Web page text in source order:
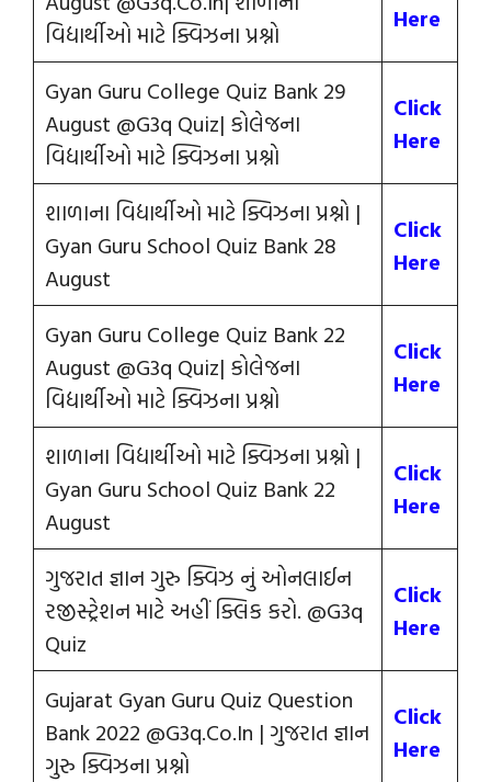
વિદ્યાર્થીઓ માટે ક્વિઝના પ્રશ્નો
Here
Gyan Guru College Quiz Bank 29
August @G3q Quiz| કોલેજના
વિદ્યાર્થીઓ માટે ક્વિઝના પ્રશ્નો
Click
Here
શાળાના વિદ્યાર્થીઓ માટે ક્વિઝના પ્રશ્નો |
Gyan Guru School Quiz Bank 28
August
Click
Here
Gyan Guru College Quiz Bank 22
August @G3q Quiz| કોલેજના
વિદ્યાર્થીઓ માટે ક્વિઝના પ્રશ્નો
Click
Here
શાળાના વિદ્યાર્થીઓ માટે ક્વિઝના પ્રશ્નો |
Gyan Guru School Quiz Bank 22
August
Click
Here
ગુજરાત જ્ઞાન ગુરુ ક્વિઝ નું ઓનલાઈન
રજીસ્ટ્રેશન માટે અહીં ક્લિક કરો. @G3q
Quiz
Click
Here
Gujarat Gyan Guru Quiz Question
Bank 2022 @G3q.Co.In | ગુજરાત જ્ઞાન
ગુરુ ક્વિઝના પ્રશ્નો
Click
Here